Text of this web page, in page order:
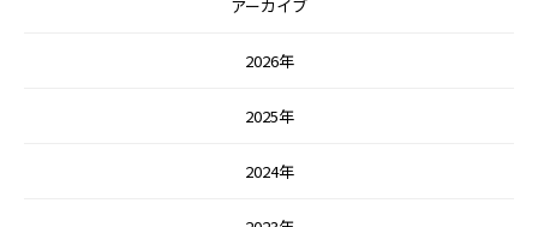
アーカイブ
2026年
2025年
2024年